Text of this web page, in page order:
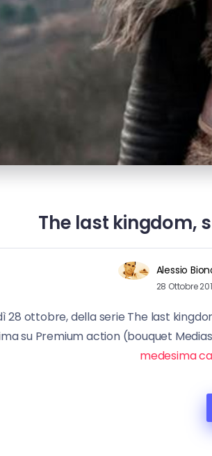
The last kingdom,
Alessio
28 Ottobre
28 ottobre, della serie The last
su Premium action (bouquet
medesima